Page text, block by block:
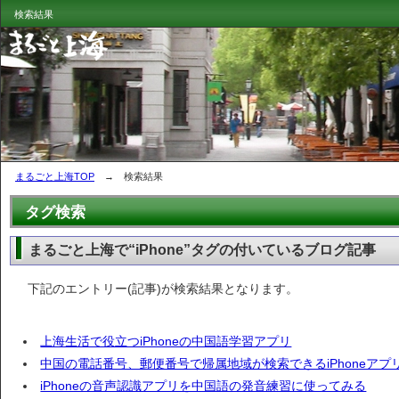
検索結果
タグ検索
まるごと上海で“iPhone”タグの付いているブログ記事
下記のエントリー(記事)が検索結果となります。
上海生活で役立つiPhoneの中国語学習アプリ
中国の電話番号、郵便番号で帰属地域が検索できるiPhoneアプ
iPhoneの音声認識アプリを中国語の発音練習に使ってみる
まるごと上海TOP → 検索結果